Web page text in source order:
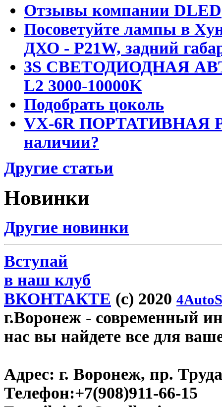
Отзывы компании DLED
Посоветуйте лампы в
ДХО - P21W, задний
3S СВЕТОДИОДНАЯ
L2 3000-10000K
Подобрать цоколь
VX-6R ПОРТАТИВНАЯ
наличии?
Другие статьи
Новинки
Другие новинки
Вступай
в наш клуб
ВКОНТАКТЕ (c) 2020
г.Воронеж - современный
нас вы найдете все для
Адрес: г. Воронеж, пр.
Телефон:+7(908)911-66-15